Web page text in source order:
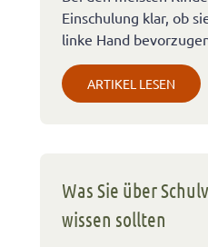
Einschulung klar, ob
linke Hand
ARTIKEL LESEN
Was Sie über
wissen sollten